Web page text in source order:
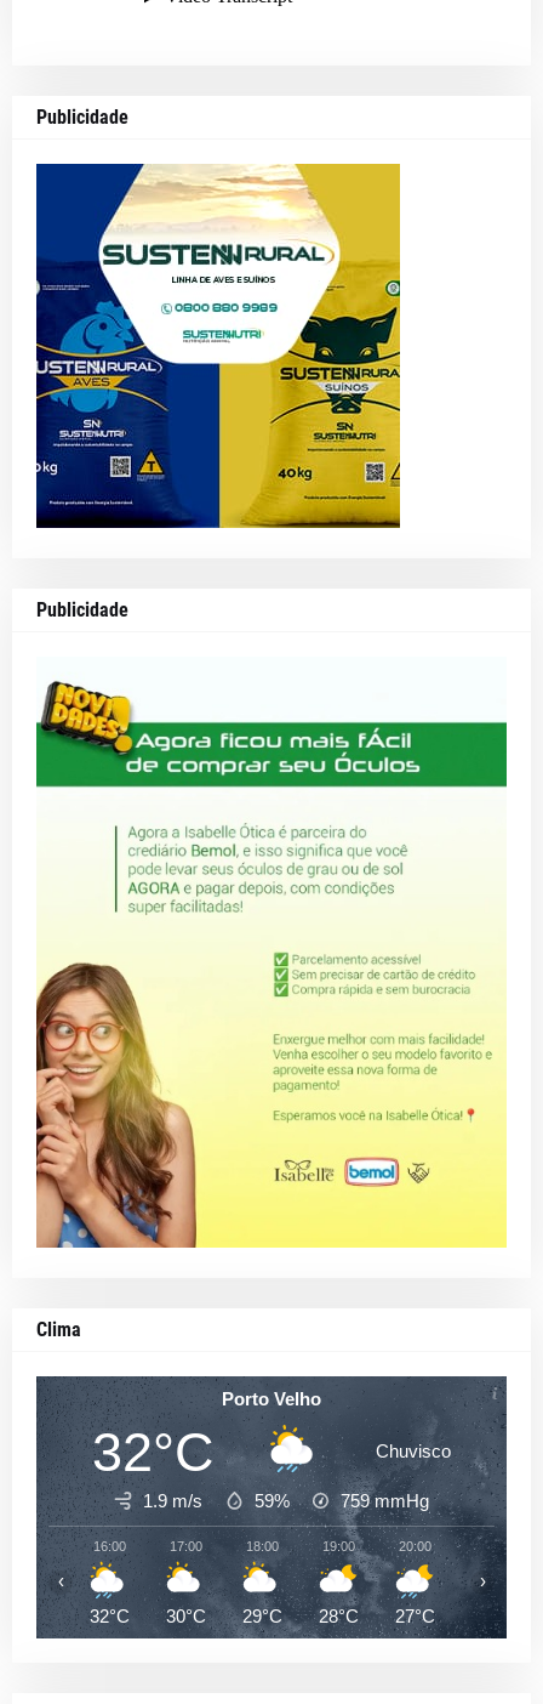
Publicidade
Publicidade
Clima
Porto Velho
32°C Chuvisco
1.9 m/s 59% 759mmHg
16:00
32°C
17:00
30°C
18:00
29°C
19:00
28°C
20:00
27°C
21:00
26°C
‹ ›